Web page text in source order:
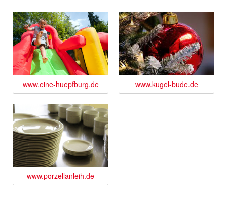
www.eine-huepfburg.de www.kugel-bude.de
www.porzellanleih.de